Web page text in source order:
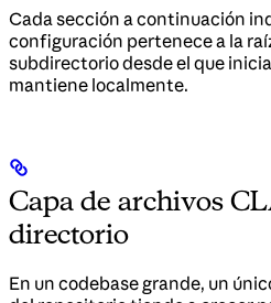
Cada sección a continuación
configuración pertenece a la
subdirectorio desde el que
mantiene localmente.
Capa de archivos
directorio
En un codebase grande, un